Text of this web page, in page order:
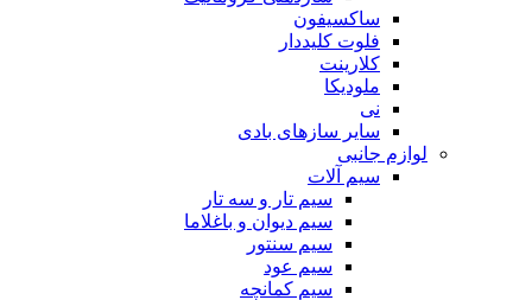
ساکسیفون
فلوت کلیددار
کلارینت
ملودیکا
نی
سایر سازهای بادی
لوازم جانبی
سیم آلات
سیم تار و سه تار
سیم دیوان و باغلاما
سیم سنتور
سیم عود
سیم کمانچه